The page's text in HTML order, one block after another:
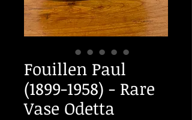
Fouillen Paul
(1899-1958) - Rare
Vase Odetta